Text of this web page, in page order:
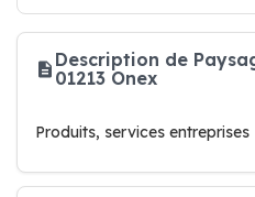
Description de
01213 Onex
Produits, services entreprises